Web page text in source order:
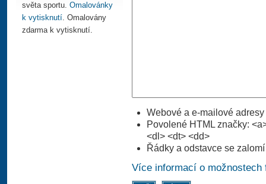
světa sportu. Omalovánky
k vytisknutí. Omalovány
zdarma k vytisknutí.
Webové a e-mailové
Povolené HTML značky:
<dl> <dt> <dd>
Řádky a odstavce se
Více informací o možnostech